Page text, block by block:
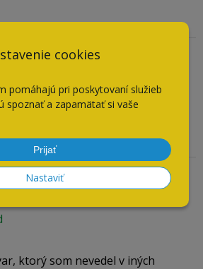
cookies
pomáhajú pri poskytovaní služieb
spoznať a zapamätať si vaše
Prijať
Nastaviť
som nakúpil čo som potreboval
ktorý som nevedel v iných